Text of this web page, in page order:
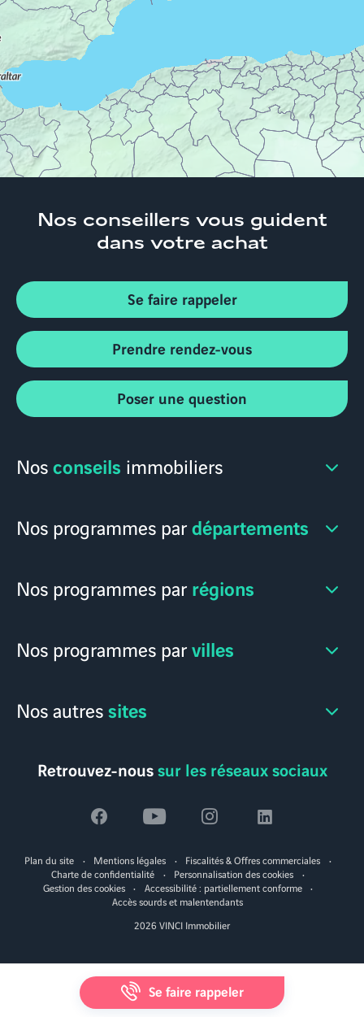
© Alentoor © OpenStreetMap
Accueil Trouver son logement
Maine-et-Loire
(49000)
Se faire rappeler
Nos conseillers vous guident
dans votre achat
Se faire rappeler
Prendre rendez-vous
Poser une question
Nosconseils immobiliers
Nos programmes pardépartements
Nos programmes par régions
Nos programmes parvilles
Nos autressites
Retrouvez-noussur les réseaux sociaux
Voir
la
page
facebook
Voir
la
page
youtube
Voir
la
page
instagram
Voir
page
linkedin
Plan du site Mentions légales
Fiscalités & Offres commerciales
Charte de confidentialité
Personnalisation des cookies
Gestion des cookies
Accessibilité : partiellement conforme
Accès sourds et malentendants
2026 VINCI Immobilier